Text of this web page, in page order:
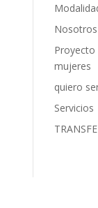
Nosotros
Proyecto
mujeres
quiero
Servicios